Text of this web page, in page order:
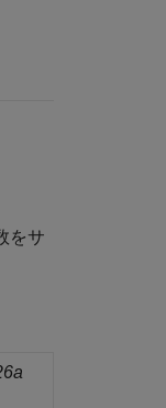
をサ